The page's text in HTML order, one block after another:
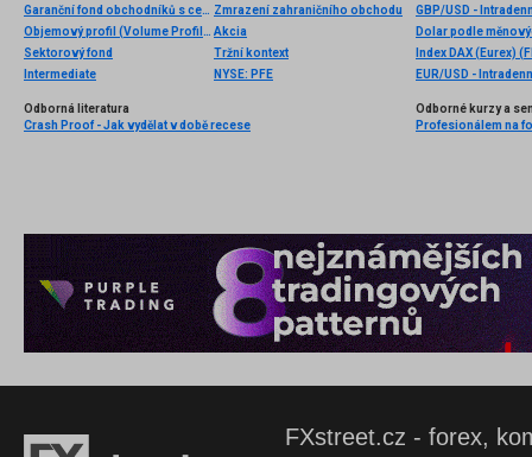
Garanční fond obchodníků s cennými papíry
Objemový profil (Volume Profile)
Sektorový fond
Intermediate
Zmrazení zahraničního obchodu
Akcia
Tržní kontext
NYSE: PFE
GBP/USD -
Dolar podle
Index DAX (Eurex)
EUR/USD -
Odborná literatura
Crash Proof - Jak vydělat v době recese
Odborné kurzy a
Profesionálem na
FXstreet.cz - forex,